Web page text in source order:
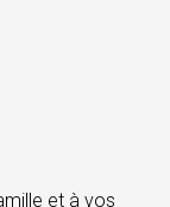
et à vos